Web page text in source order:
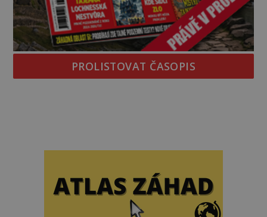
PROLISTOVAT ČASOPIS